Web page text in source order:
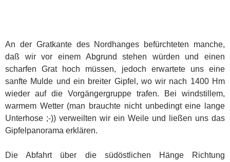
An der Gratkante des Nordhanges befürchteten manche,
daß wir vor einem Abgrund stehen würden und einen
scharfen Grat hoch müssen, jedoch erwartete uns eine
sanfte Mulde und ein breiter Gipfel, wo wir nach 1400 Hm
wieder auf die Vorgängergruppe trafen. Bei windstillem,
warmem Wetter (man brauchte nicht unbedingt eine lange
Unterhose ;-)) verweilten wir ein Weile und ließen uns das
Gipfelpanorama erklären.
Die Abfahrt über die südöstlichen Hänge Richtung